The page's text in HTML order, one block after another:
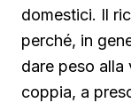
domestici. Il
perché, in
dare peso alla
coppia, a